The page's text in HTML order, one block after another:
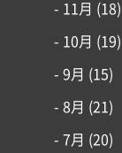
- 11月 (18)
- 10月 (19)
- 9月 (15)
- 8月 (21)
- 7月 (20)